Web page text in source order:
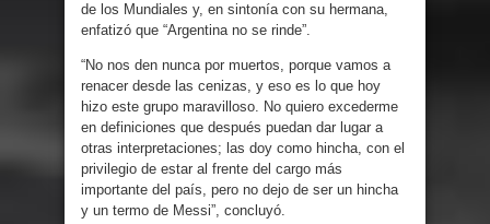
de los Mundiales y, en sintonía con su hermana,
enfatizó que “Argentina no se rinde”.
“No nos den nunca por muertos, porque vamos a
renacer desde las cenizas, y eso es lo que hoy
hizo este grupo maravilloso. No quiero excederme
en definiciones que después puedan dar lugar a
otras interpretaciones; las doy como hincha, con el
privilegio de estar al frente del cargo más
importante del país, pero no dejo de ser un hincha
y un termo de Messi”, concluyó.